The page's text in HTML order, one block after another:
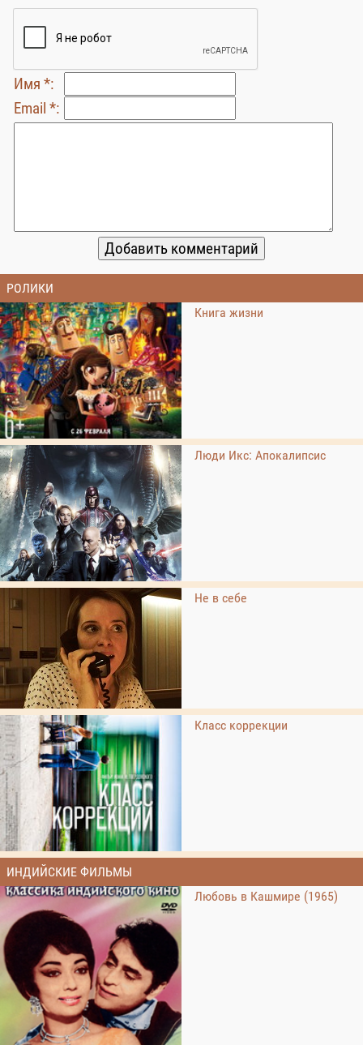
Имя *:
Email *:
РОЛИКИ
Книга жизни
Люди Икс: Апокалипсис
Не в себе
Класс коррекции
ИНДИЙСКИЕ ФИЛЬМЫ
Любовь в Кашмире (1965)